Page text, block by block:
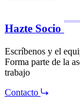
Hazte Socio
Escríbenos y el
Forma parte de la
trabajo
Contacto